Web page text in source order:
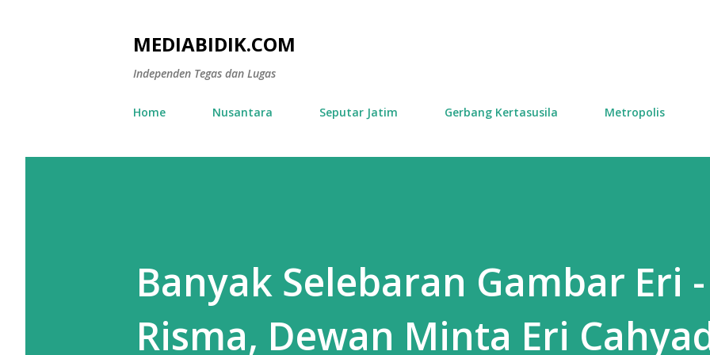
MEDIABIDIK.COM
Independen Tegas dan Lugas
Home Nusantara Seputar Jatim Gerbang Kertasusila Metropolis
Banyak Selebaran Gambar Eri -
Risma, Dewan Minta Eri